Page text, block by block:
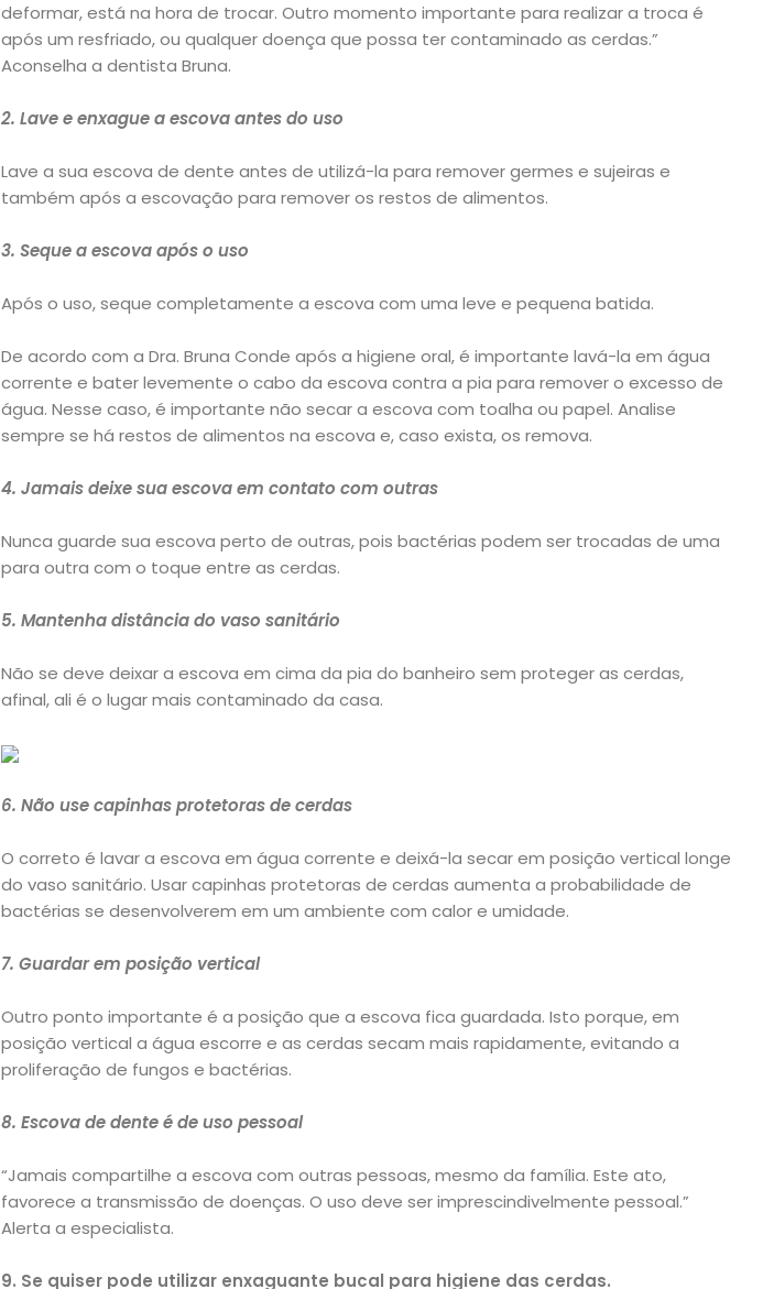
Início
Academia
Beleza
Bora
lá!
Casa
e
Decoração
Exclusiva
Homem
Mães
&
Filhos
Notícias
Opinião
deformar, está na hora de trocar. Outro momento importante para realizar a troca é
após um resfriado, ou qualquer doença que possa ter contaminado as cerdas.”
Aconselha a dentista Bruna.
2. Lave e enxague a escova antes do uso
Lave a sua escova de dente antes de utilizá-la para remover germes e sujeiras e
também após a escovação para remover os restos de alimentos.
3. Seque a escova após o uso
Após o uso, seque completamente a escova com uma leve e pequena batida.
De acordo com a Dra. Bruna Conde após a higiene oral, é importante lavá-la em água
corrente e bater levemente o cabo da escova contra a pia para remover o excesso de
água. Nesse caso, é importante não secar a escova com toalha ou papel. Analise
sempre se há restos de alimentos na escova e, caso exista, os remova.
4. Jamais deixe sua escova em contato com outras
Nunca guarde sua escova perto de outras, pois bactérias podem ser trocadas de uma
para outra com o toque entre as cerdas.
5. Mantenha distância do vaso sanitário
Não se deve deixar a escova em cima da pia do banheiro sem proteger as cerdas,
afinal, ali é o lugar mais contaminado da casa.
6. Não use capinhas protetoras de cerdas
O correto é lavar a escova em água corrente e deixá-la secar em posição vertical longe
do vaso sanitário. Usar capinhas protetoras de cerdas aumenta a probabilidade de
bactérias se desenvolverem em um ambiente com calor e umidade.
7. Guardar em posição vertical
Outro ponto importante é a posição que a escova fica guardada. Isto porque, em
posição vertical a água escorre e as cerdas secam mais rapidamente, evitando a
proliferação de fungos e bactérias.
8. Escova de dente é de uso pessoal
“Jamais compartilhe a escova com outras pessoas, mesmo da família. Este ato,
favorece a transmissão de doenças. O uso deve ser imprescindivelmente pessoal.”
Alerta a especialista.
9. Se quiser pode utilizar enxaguante bucal para higiene das cerdas.